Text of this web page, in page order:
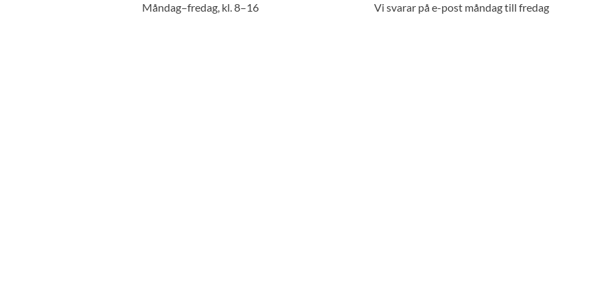
Måndag–fredag, kl. 8–16 Vi svarar på e-post måndag till fredag